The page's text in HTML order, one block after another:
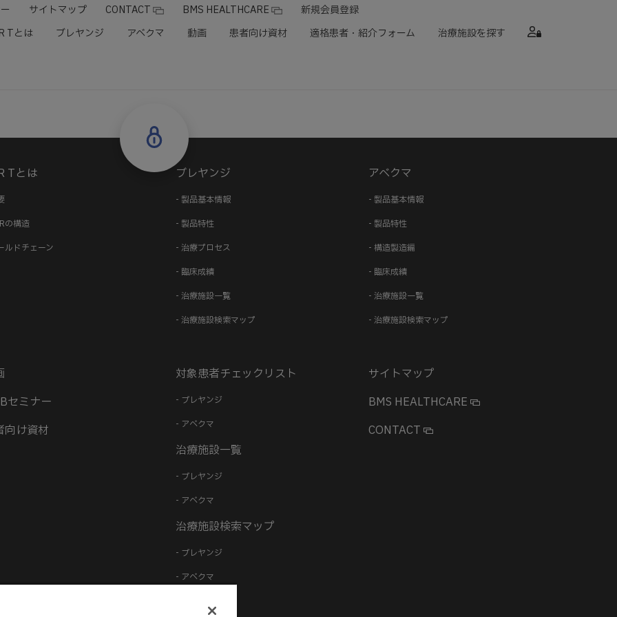
Tとは ブレヤンジ アベクマ 動画 患者向け資材 適格患者・紹介フォーム 治療施設を探す
サイトマップ CONTACT BMS HEALTHCARE 新規会員登録
Tとは
の構造
ルドチェーン
ブレヤンジ
- 製品基本情報
- 製品特性
- 治療プロセス
- 臨床成績
- 治療施設一覧
- 治療施設検索マップ
アベクマ
- 製品基本情報
- 製品特性
- 構造製造編
- 臨床成績
- 治療施設一覧
- 治療施設検索マップ
セミナー
向け資材
対象患者チェックリスト
- ブレヤンジ
- アベクマ
治療施設一覧
- ブレヤンジ
- アベクマ
治療施設検索マップ
- ブレヤンジ
- アベクマ
サイトマップ
BMS HEALTHCARE
CONTACT